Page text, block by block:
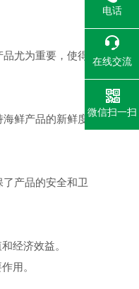
尤为重要，使得
鲜产品的新鲜度
产品的安全和卫
经济效益。
用。
电话
在线交流
微信扫一扫